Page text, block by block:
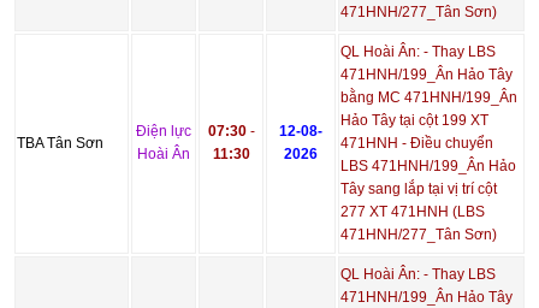
471HNH/277_Tân Sơn)
TBA Tân Sơn
Điện lực
Hoài Ân
07:30-
11:30
12-08-
2026
QL Hoài Ân: - Thay LBS
471HNH/199_Ân Hảo Tây
bằng MC 471HNH/199_Ân
Hảo Tây tại cột 199 XT
471HNH - Điều chuyển
LBS 471HNH/199_Ân Hảo
Tây sang lắp tại vị trí cột
277 XT 471HNH (LBS
471HNH/277_Tân Sơn)
QL Hoài Ân: - Thay LBS
471HNH/199_Ân Hảo Tây